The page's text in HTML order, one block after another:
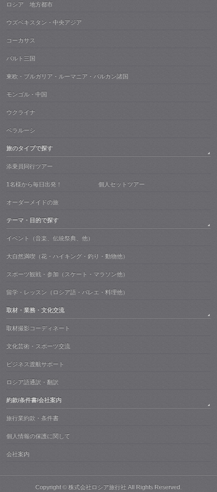
ロシア 地方都市
ウズベキスタン・中央アジア
コーカサス
バルト三国
東欧・ブルガリア・ルーマニア・バルカン諸国
モンゴル・中国
ウクライナ
ベラルーシ
旅のタイプで探す
添乗員同行ツアー
1名様から毎日出発！ 個人セットツアー
オーダーメイドの旅
テーマ・目的で探す
イベント（音楽、伝統祭典、他）
大自然満喫（花・ハイキング・釣り・動物他）
スポーツ観戦・参加（スケート・マラソン他）
留学・レッスン（ロシア語・バレエ・料理他）
取材・業務・文化交流
取材撮影コーディネート
文化芸術・スポーツ交流
ビジネス渡航サポート
ロシア語通訳・翻訳
約款/条件書/会社案内
旅行業約款・条件書
個人情報の保護に関して
会社案内
Copyright © 株式会社ロシア旅行社 All Rights Reserved.